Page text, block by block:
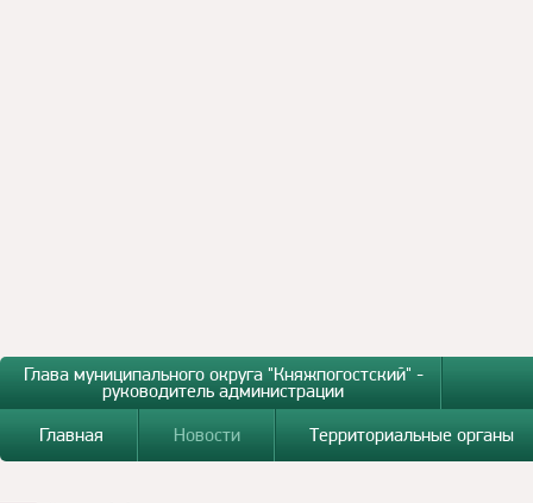
Глава муниципального округа "Княжпогостский" -
руководитель администрации
Главная
Новости Территориальные органы